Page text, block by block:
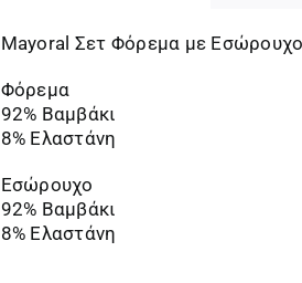
Mayoral Σετ Φόρεμα με Εσώρουχο
Φόρεμα
92% Βαμβάκι
8% Ελαστάνη
Εσώρουχο
92% Βαμβάκι
8% Ελαστάνη